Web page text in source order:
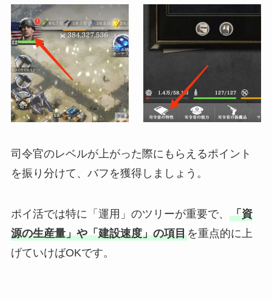
司令官のレベルが上がった際にもらえるポイント
を振り分けて、バフを獲得しましょう。
ポイ活では特に「運用」のツリーが重要で、 「資
源の生産量」や「建設速度」の項目を重点的に上
げていけばOKです。